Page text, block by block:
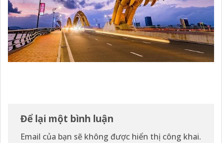
Để lại một bình luận
Email của bạn sẽ không được hiển thị công khai.